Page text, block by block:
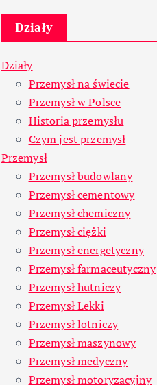
Działy
Działy
Przemysł na świecie
Przemysł w Polsce
Historia przemysłu
Czym jest przemysł
Przemysł
Przemysł budowlany
Przemysł cementowy
Przemysł chemiczny
Przemysł ciężki
Przemysł energetyczny
Przemysł farmaceutyczny
Przemysł hutniczy
Przemysł Lekki
Przemysł lotniczy
Przemysł maszynowy
Przemysł medyczny
Przemysł motoryzacyjny